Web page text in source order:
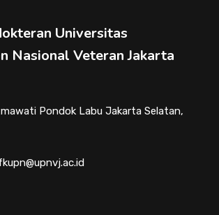
Universitas
Nasional Veteran Jakarta
Pondok Labu Jakarta Selatan,